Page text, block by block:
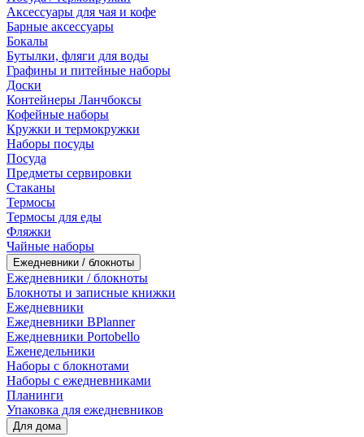
Аксессуары для чая и кофе
Барные аксессуары
Бокалы
Бутылки, фляги для воды
Графины и питейные наборы
Доски
Контейнеры Ланчбоксы
Кофейные наборы
Кружки и термокружки
Наборы посуды
Посуда
Предметы сервировки
Стаканы
Термосы
Термосы для еды
Фляжки
Чайные наборы
Ежедневники / блокноты
Ежедневники / блокноты
Блокноты и записные книжки
Ежедневники
Ежедневники BPlanner
Ежедневники Portobello
Еженедельники
Наборы с блокнотами
Наборы с ежедневниками
Планинги
Упаковка для ежедневников
Для дома